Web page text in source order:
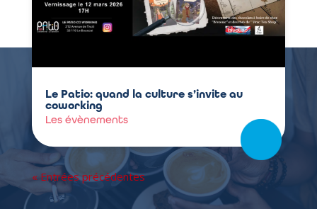
Le Patio: quand la culture s’invite au
coworking
Les évènements
« Entrées précédentes